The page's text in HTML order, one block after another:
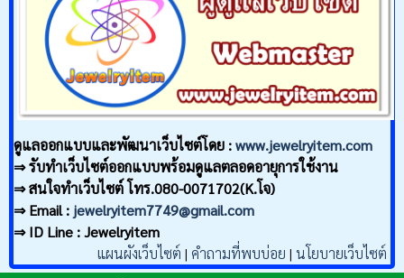
ดูแลออกแบบและพัฒนาเว็บไซต์โดย :www.jewelryitem.com
⇒ รับทำเว็บไซต์ออกแบบพร้อมดูแลตลอดอายุการใช้งาน
⇒ สนใจทำเว็บไซต์ โทร.080-0071702(K.โจ)
⇒ Email : jewelryitem7749@gmail.com
⇒ ID Line : Jewelryitem
แผนผังเว็บไซต์ | คำถามที่พบบ่อย | นโยบายเว็บไซต์